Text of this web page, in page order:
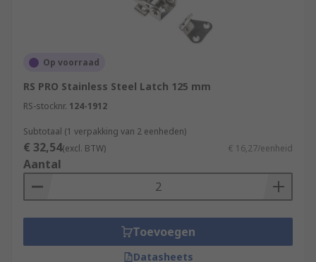
Op voorraad
RS PRO Stainless Steel Latch 125 mm
RS-stocknr. 124-1912
Subtotaal (1 verpakking van 2 eenheden)
€ 32,54(excl. BTW) € 16,27/eenheid
Aantal
Toevoegen
Datasheets